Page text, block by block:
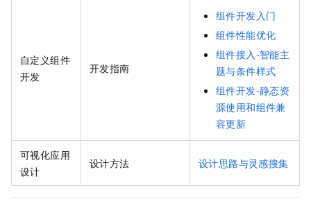
自定义组件
开发
开发指南
组件开发入门
组件性能优化
组件接入-智能主
题与条件样式
组件开发-静态资
源使用和组件兼
容更新
可视化应用
设计
设计方法 设计思路与灵感搜集